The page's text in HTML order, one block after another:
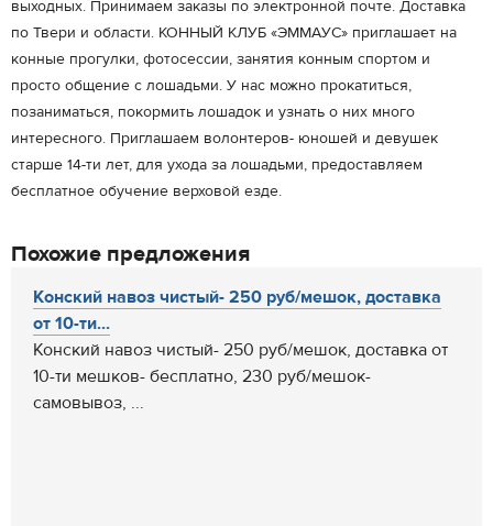
выходных. Принимаем заказы по электронной почте. Доставка
по Твери и области. КОННЫЙ КЛУБ «ЭММАУС» приглашает на
конные прогулки, фотосессии, занятия конным спортом и
просто общение с лошадьми. У нас можно прокатиться,
позаниматься, покормить лошадок и узнать о них много
интересного. Приглашаем волонтеров- юношей и девушек
старше 14-ти лет, для ухода за лошадьми, предоставляем
бесплатное обучение верховой езде.
Похожие предложения
Конский навоз чистый- 250 руб/мешок, доставка
от 10-ти...
Конский навоз чистый- 250 руб/мешок, доставка от
10-ти мешков- бесплатно, 230 руб/мешок-
самовывоз, ...